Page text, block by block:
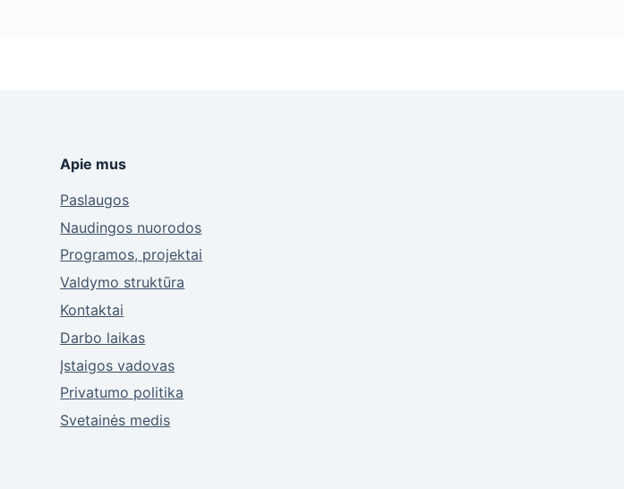
Apie mus
Paslaugos
Naudingos nuorodos
Programos, projektai
Valdymo struktūra
Kontaktai
Darbo laikas
Įstaigos vadovas
Privatumo politika
Svetainės medis